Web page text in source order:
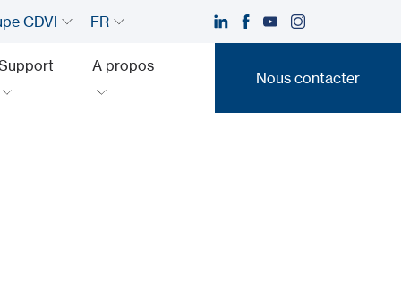
CDVI FR
A propos
Nous contacter